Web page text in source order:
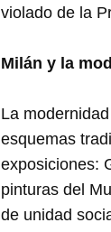
violado de la
Milán y la
La
esquemas
exposiciones:
pinturas del
de unidad